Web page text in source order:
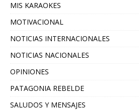
MIS KARAOKES
MOTIVACIONAL
NOTICIAS INTERNACIONALES
NOTICIAS NACIONALES
OPINIONES
PATAGONIA REBELDE
SALUDOS Y MENSAJES